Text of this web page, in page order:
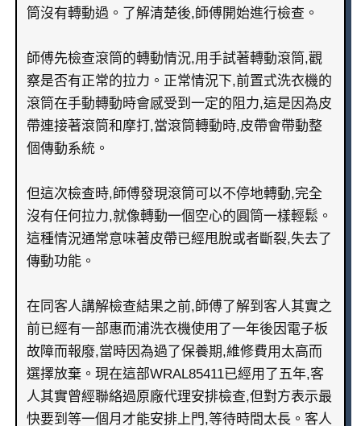
筒沒有轉動過。了解清楚後,師傅開始進行檢查。
師傅先檢查滾筒的轉動情況,用手試著轉動滾筒,觀
察是否有正常的拉力。正常情況下,前置式洗衣機的
滾筒在手動轉動時會感受到一定的阻力,這是因為皮
帶連接著滾筒和摩打,當滾筒轉動時,皮帶會帶動整
個傳動系統。
但這次檢查時,師傅發現滾筒可以不停地轉動,完全
沒有任何拉力,就像轉動一個空心的圓筒一樣輕鬆。
這種情況通常意味著皮帶已經甩脫或者斷裂,失去了
傳動功能。
在同客人講解檢查結果之前,師傅了解到客人其實之
前已經有一部惠而浦洗衣機使用了一年後因電子板
故障而報廢,當時因為過了保養期,維修費用太高而
選擇放棄。現在這部WRAL85411已經用了五年,客
人其實曾經聯絡過原廠代理安排檢查,但對方表示最
快要到等一個月才能安排上門,等待時間太長。客人